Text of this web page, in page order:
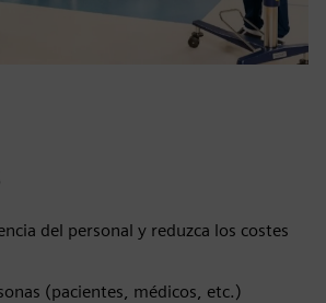
del personal y reduzca los costes
(pacientes, médicos, etc.)